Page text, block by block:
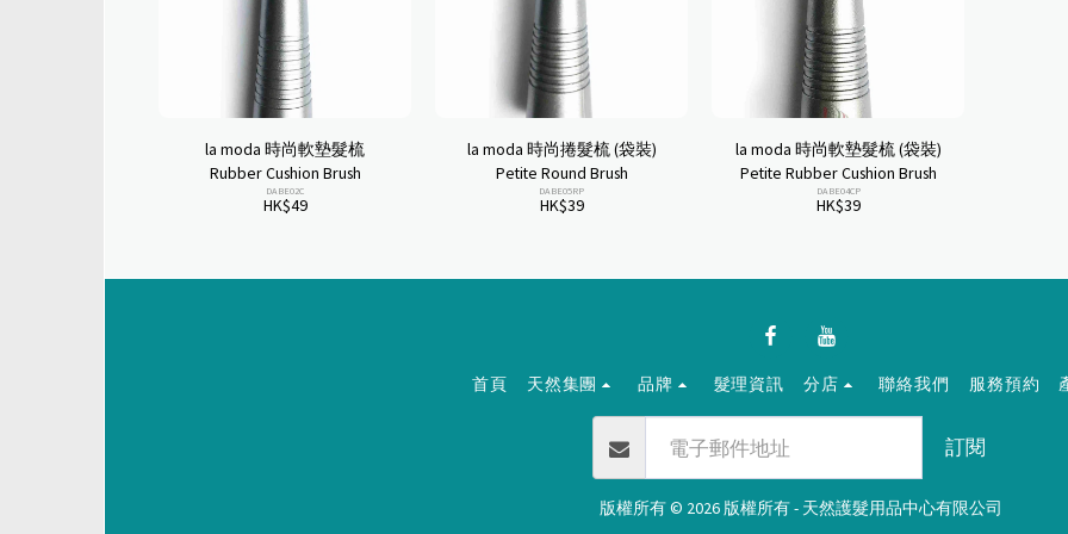
la moda 時尚軟墊髮梳
Rubber Cushion Brush
DABE02C
HK$49
la moda 時尚捲髮梳 (袋裝)
Petite Round Brush
DABE05RP
HK$39
la moda 時尚軟墊髮梳 (袋裝)
Petite Rubber Cushion Brush
DABE04CP
HK$39
首頁 天然集團 品牌 髮理資訊 分店 聯絡我們 服務預約
訂閱
版權所有 © 2026 版權所有 - 天然護髮用品中心有限公司